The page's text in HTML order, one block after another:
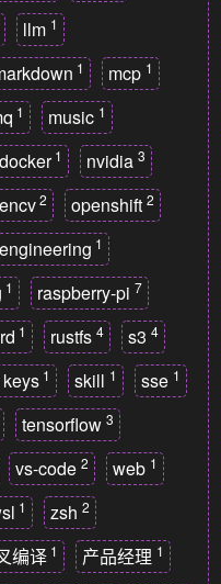
llm 1
1 mcp 1
1 music 1
1 nvidia 3
2 openshift 2
1
1 raspberry-pi 7
1 rustfs 4 s3 4
1 skill 1 sse 1
tensorflow 3
vs-code 2 web 1
1 zsh 2
编译 1 产品经理 1